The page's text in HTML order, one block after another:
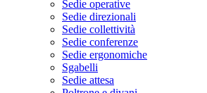
Sedie operative
Sedie direzionali
Sedie collettività
Sedie conferenze
Sedie ergonomiche
Sgabelli
Sedie attesa